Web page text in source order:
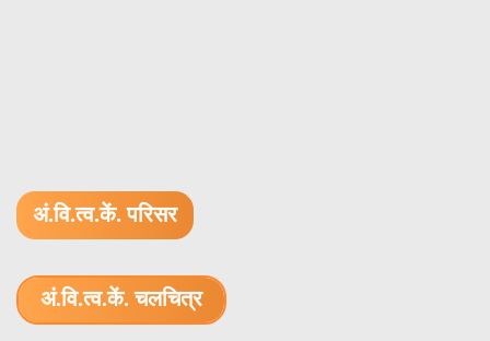
अं.वि.त्व.कें. परिसर
अं.वि.त्व.कें. चलचित्र